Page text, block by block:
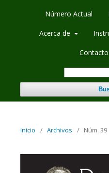
Número Actual
Acerca de
Contacto
Inicio / Archivos / Núm.